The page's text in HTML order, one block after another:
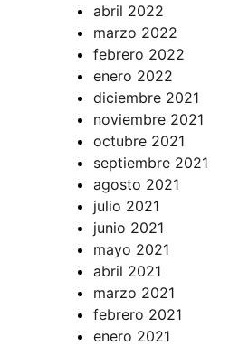
abril 2022
marzo 2022
febrero 2022
enero 2022
diciembre 2021
noviembre 2021
octubre 2021
septiembre 2021
agosto 2021
julio 2021
junio 2021
mayo 2021
abril 2021
marzo 2021
febrero 2021
enero 2021